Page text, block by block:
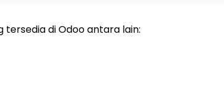
di Odoo antara lain: